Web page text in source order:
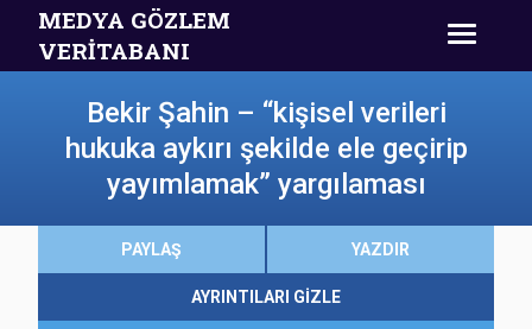
MEDYA GÖZLEM
VERİTABANI
Bekir Şahin – “kişisel verileri
hukuka aykırı şekilde ele geçirip
yayımlamak” yargılaması
PAYLAŞ YAZDIR
AYRINTILARI GİZLE